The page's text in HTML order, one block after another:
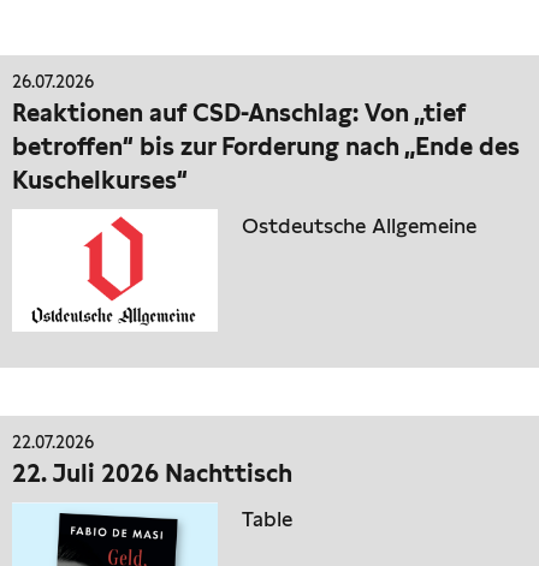
26.07.2026
Reaktionen auf CSD-Anschlag: Von „tief
betroffen“ bis zur Forderung nach „Ende des
Kuschelkurses“
Ostdeutsche Allgemeine
22.07.2026
22. Juli 2026 Nachttisch
Table